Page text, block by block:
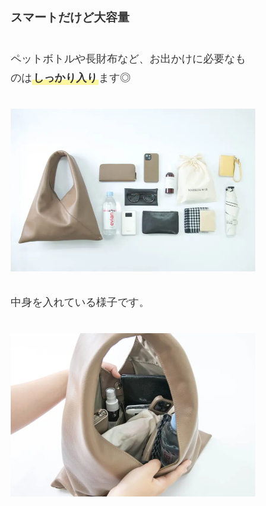
スマートだけど大容量
ペットボトルや長財布など、お出かけに必要なも
のはしっかり入ります◎
中身を入れている様子です。